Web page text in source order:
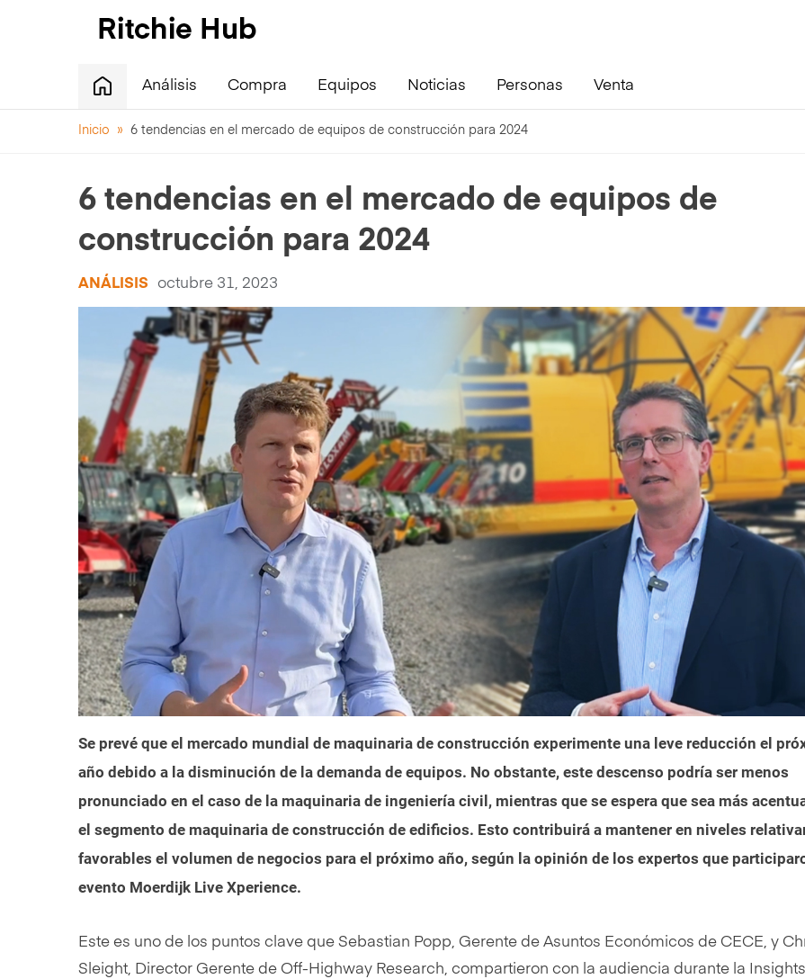
Análisis Compra Equipos Noticias Personas Venta
Inicio » 6 tendencias en el mercado de equipos de construcción para 2024
6 tendencias en el mercado de equipos de
construcción para 2024
ANÁLISIS octubre 31, 2023
Se prevé que el mercado mundial de maquinaria de construcción experimente una leve reducción el
año debido a la disminución de la demanda de equipos. No obstante, este descenso podría ser menos
pronunciado en el caso de la maquinaria de ingeniería civil, mientras que se espera que sea más
el segmento de maquinaria de construcción de edificios. Esto contribuirá a mantener en niveles
favorables el volumen de negocios para el próximo año, según la opinión de los expertos que
evento Moerdijk Live Xperience.
Este es uno de los puntos clave que Sebastian Popp, Gerente de Asuntos Económicos de CECE, y
Sleight, Director Gerente de Off-Highway Research, compartieron con la audiencia durante la Insights